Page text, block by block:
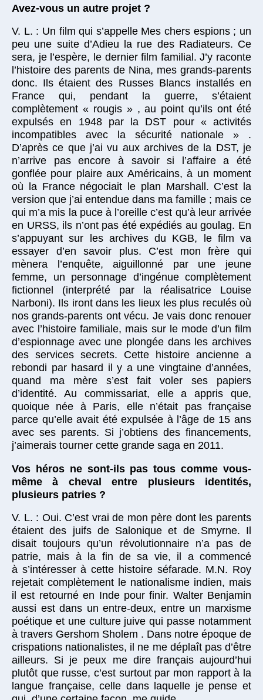
Avez-vous un autre projet ?
V. L. : Un film qui s’appelle Mes chers espions ; un
peu une suite d’Adieu la rue des Radiateurs. Ce
sera, je l’espère, le dernier film familial. J’y raconte
l’histoire des parents de Nina, mes grands-parents
donc. Ils étaient des Russes Blancs installés en
France qui, pendant la guerre, s’étaient
complètement « rougis » , au point qu’ils ont été
expulsés en 1948 par la DST pour « activités
incompatibles avec la sécurité nationale » .
D’après ce que j’ai vu aux archives de la DST, je
n’arrive pas encore à savoir si l’affaire a été
gonflée pour plaire aux Américains, à un moment
où la France négociait le plan Marshall. C’est la
version que j’ai entendue dans ma famille ; mais ce
qui m’a mis la puce à l’oreille c’est qu’à leur arrivée
en URSS, ils n’ont pas été expédiés au goulag. En
s’appuyant sur les archives du KGB, le film va
essayer d’en savoir plus. C’est mon frère qui
mènera l’enquête, aiguillonné par une jeune
femme, un personnage d’ingénue complètement
fictionnel (interprété par la réalisatrice Louise
Narboni). Ils iront dans les lieux les plus reculés où
nos grands-parents ont vécu. Je vais donc renouer
avec l’histoire familiale, mais sur le mode d’un film
d’espionnage avec une plongée dans les archives
des services secrets. Cette histoire ancienne a
rebondi par hasard il y a une vingtaine d’années,
quand ma mère s’est fait voler ses papiers
d’identité. Au commissariat, elle a appris que,
quoique née à Paris, elle n’était pas française
parce qu’elle avait été expulsée à l’âge de 15 ans
avec ses parents. Si j’obtiens des financements,
j’aimerais tourner cette grande saga en 2011.
Vos héros ne sont-ils pas tous comme vous-
même à cheval entre plusieurs identités,
plusieurs patries ?
V. L. : Oui. C’est vrai de mon père dont les parents
étaient des juifs de Salonique et de Smyrne. Il
disait toujours qu’un révolutionnaire n’a pas de
patrie, mais à la fin de sa vie, il a commencé
à s’intéresser à cette histoire séfarade. M.N. Roy
rejetait complètement le nationalisme indien, mais
il est retourné en Inde pour finir. Walter Benjamin
aussi est dans un entre-deux, entre un marxisme
poétique et une culture juive qui passe notamment
à travers Gershom Sholem . Dans notre époque de
crispations nationalistes, il ne me déplaît pas d’être
ailleurs. Si je peux me dire français aujourd’hui
plutôt que russe, c’est surtout par mon rapport à la
langue française, celle dans laquelle je pense et